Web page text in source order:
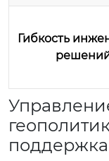
Гибкость
поддержка